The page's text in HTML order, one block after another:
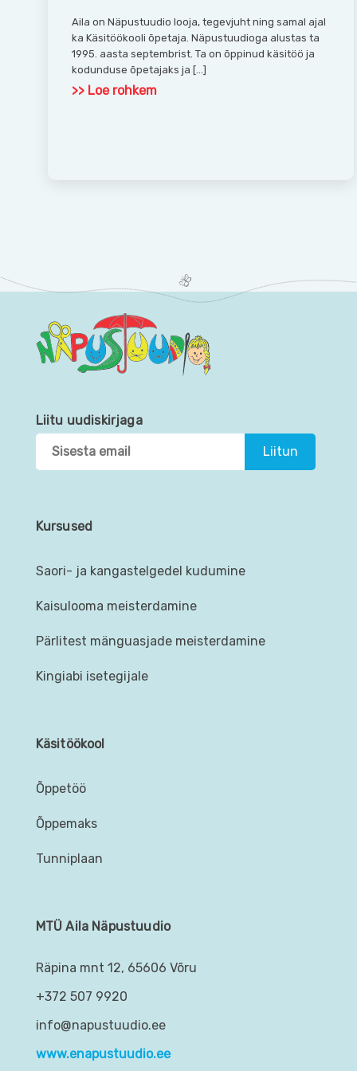
Aila on Näpustuudio looja, tegevjuht ning samal ajal
ka Käsitöökooli õpetaja. Näpustuudioga alustas ta
1995. aasta septembrist. Ta on õppinud käsitöö ja
kodunduse õpetajaks ja […]
>> Loe rohkem
Liitu uudiskirjaga
Kursused
Saori- ja kangastelgedel kudumine
Kaisulooma meisterdamine
Pärlitest mänguasjade meisterdamine
Kingiabi isetegijale
Käsitöökool
Õppetöö
Õppemaks
Tunniplaan
MTÜ Aila Näpustuudio
Räpina mnt 12, 65606 Võru
+372 507 9920
info@napustuudio.ee
www.enapustuudio.ee